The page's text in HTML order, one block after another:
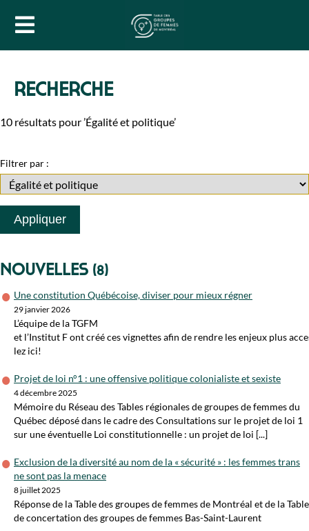
RECHERCHE
10 résultats pour ’Égalité et politique’
Filtrer par :
Nouvelles (8)
Une constitution Québécoise, diviser pour mieux régner
29 janvier 2026
L’équipe de la TGFM
et l’Institut F ont créé ces vignettes afin de rendre les enjeux plus
lez ici!
Projet de loi n°1 : une offensive politique colonialiste et sexiste
4 décembre 2025
Mémoire du Réseau des Tables régionales de groupes de femmes du
Québec déposé dans le cadre des Consultations sur le projet de loi 1
sur une éventuelle Loi constitutionnelle : un projet de loi [...]
Exclusion de la diversité au nom de la « sécurité » : les femmes trans
ne sont pas la menace
8 juillet 2025
Réponse de la Table des groupes de femmes de Montréal et de la Table
de concertation des groupes de femmes Bas-Saint-Laurent